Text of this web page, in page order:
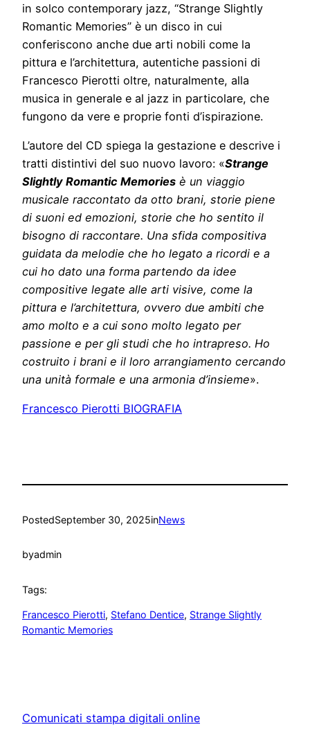
in solco contemporary jazz, “Strange Slightly
Romantic Memories” è un disco in cui
conferiscono anche due arti nobili come la
pittura e l’architettura, autentiche passioni di
Francesco Pierotti oltre, naturalmente, alla
musica in generale e al jazz in particolare, che
fungono da vere e proprie fonti d’ispirazione.
L’autore del CD spiega la gestazione e descrive i
tratti distintivi del suo nuovo lavoro: «Strange
Slightly Romantic Memories è un viaggio
musicale raccontato da otto brani, storie piene
di suoni ed emozioni, storie che ho sentito il
bisogno di raccontare. Una sfida compositiva
guidata da melodie che ho legato a ricordi e a
cui ho dato una forma partendo da idee
compositive legate alle arti visive, come la
pittura e l’architettura, ovvero due ambiti che
amo molto e a cui sono molto legato per
passione e per gli studi che ho intrapreso. Ho
costruito i brani e il loro arrangiamento cercando
una unità formale e una armonia d’insieme».
Francesco Pierotti BIOGRAFIA
PostedSeptember 30, 2025inNews
byadmin
Tags:
Francesco Pierotti, Stefano Dentice, Strange Slightly
Romantic Memories
Comunicati stampa digitali online